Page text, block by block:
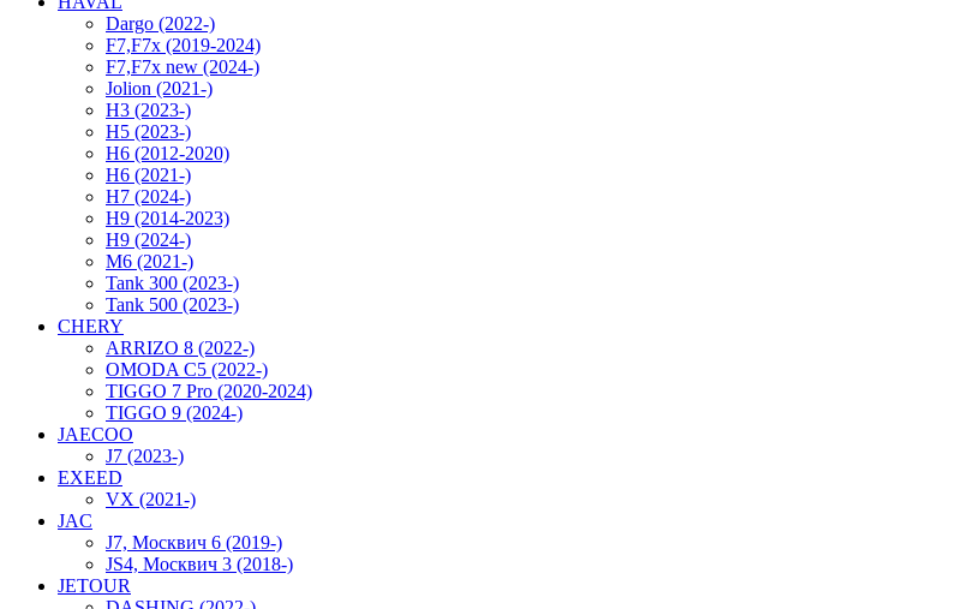
Dargo (2022-)
F7,F7x (2019-2024)
F7,F7x new (2024-)
Jolion (2021-)
H3 (2023-)
H5 (2023-)
H6 (2012-2020)
H6 (2021-)
H7 (2024-)
H9 (2014-2023)
H9 (2024-)
M6 (2021-)
Tank 300 (2023-)
Tank 500 (2023-)
CHERY
ARRIZO 8 (2022-)
OMODA C5 (2022-)
TIGGO 7 Pro (2020-2024)
TIGGO 9 (2024-)
JAECOO
J7 (2023-)
EXEED
VX (2021-)
JAC
J7, Москвич 6 (2019-)
JS4, Москвич 3 (2018-)
JETOUR